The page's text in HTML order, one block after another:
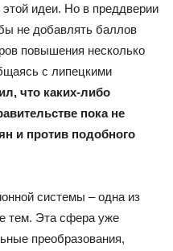
этой идеи. Но в преддверии
не добавлять баллов
повышения несколько
с липецкими
что каких-либо
пока не
и против подобного
системы – одна из
тем. Эта сфера уже
преобразования,